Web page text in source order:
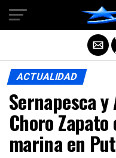
ACTUALIDAD
Sernapesca
Choro
marina en
Salir